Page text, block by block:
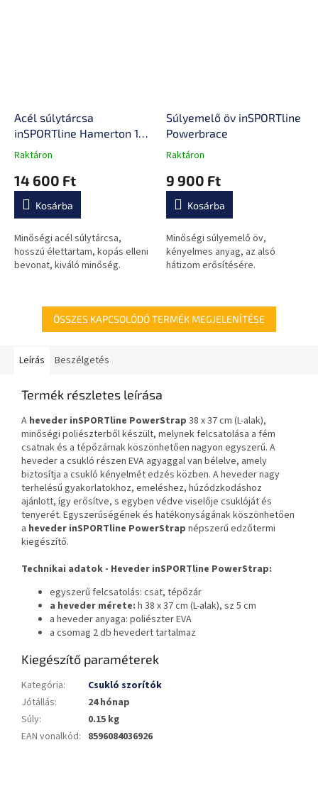
Acél súlytárcsa
inSPORTline Hamerton 10
kg 30mm
A
átlagos
értékelése
0,0
csillag.
Raktáron
14 600 Ft
Kosárba
Minőségi acél súlytárcsa,
hosszú élettartam, kopás elleni
bevonat, kiváló minőség.
Súlyemelő öv inSPORTline
Powerbrace
A
átlagos
értékelése
0,0
csillag.
Raktáron
9 900 Ft
Kosárba
Minőségi súlyemelő öv,
kényelmes anyag, az alsó
hátizom erősítésére.
ÖSSZES KAPCSOLÓDÓ TERMÉK MEGJELENÍTÉSE
Leírás Beszélgetés
Termék részletes leírása
A heveder inSPORTline PowerStrap 38 x 37 cm (L-alak),
minőségi poliészterből készült, melynek felcsatolása a fém
csatnak és a tépőzárnak köszönhetően nagyon egyszerű. A
heveder a csukló részen EVA agyaggal van bélelve, amely
biztosítja a csukló kényelmét edzés közben. A heveder nagy
terhelésű gyakorlatokhoz, emeléshez, húzódzkodáshoz
ajánlott, így erősítve, s egyben védve viselője csuklóját és
tenyerét. Egyszerűségének és hatékonyságának köszönhetően
a heveder inSPORTline PowerStrap népszerű edzőtermi
kiegészítő.
Technikai adatok - Heveder inSPORTline PowerStrap:
egyszerű felcsatolás: csat, tépőzár
a heveder mérete: h 38 x 37 cm (L-alak), sz 5 cm
a heveder anyaga: poliészter EVA
a csomag 2 db hevedert tartalmaz
Kiegészítő paraméterek
Kategória:
Csukló szorítók
Jótállás:
24 hónap
Súly:
0.15 kg
EAN vonalkód: 8596084036926